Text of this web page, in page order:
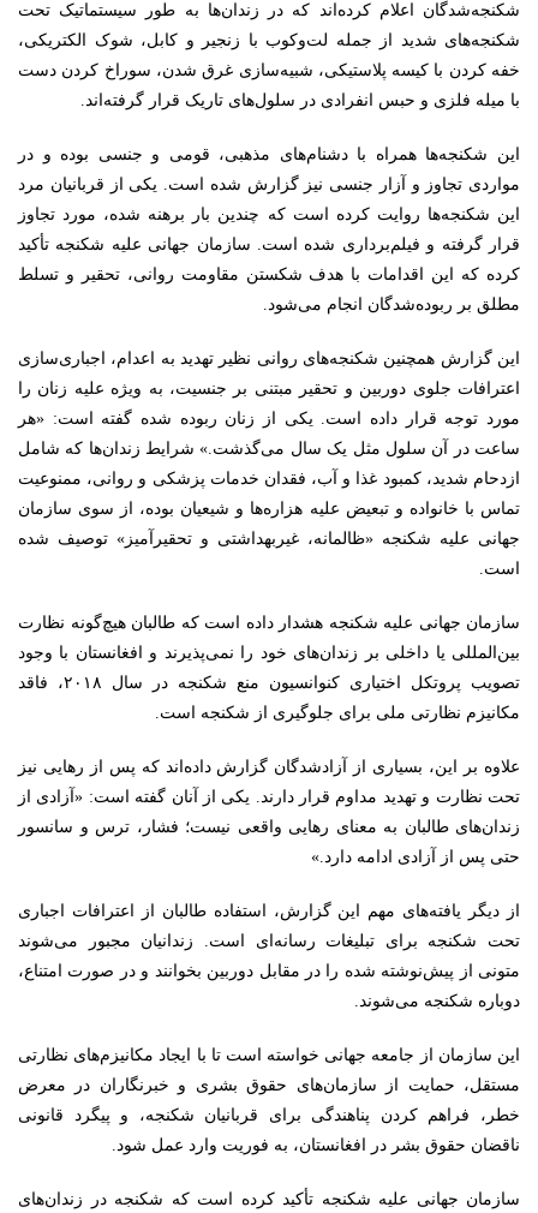
شکنجه‌شدگان اعلام کرده‌اند که در زندان‌ها به طور سیستماتیک تحت
شکنجه‌های شدید از جمله لت‌وکوب با زنجیر و کابل، شوک الکتریکی،
خفه کردن با کیسه پلاستیکی، شبیه‌سازی غرق شدن، سوراخ کردن دست
با میله فلزی و حبس انفرادی در سلول‌های تاریک قرار گرفته‌اند.
این شکنجه‌ها همراه با دشنام‌های مذهبی، قومی و جنسی بوده و در
مواردی تجاوز و آزار جنسی نیز گزارش شده است. یکی از قربانیان مرد
این شکنجه‌ها روایت کرده است که چندین بار برهنه شده، مورد تجاوز
قرار گرفته و فیلم‌برداری شده است. سازمان جهانی علیه شکنجه تأکید
کرده که این اقدامات با هدف شکستن مقاومت روانی، تحقیر و تسلط
مطلق بر ربوده‌شدگان انجام می‌شود.
این گزارش همچنین شکنجه‌های روانی نظیر تهدید به اعدام، اجباری‌سازی
اعترافات جلوی دوربین و تحقیر مبتنی بر جنسیت، به ویژه علیه زنان را
مورد توجه قرار داده است. یکی از زنان ربوده شده گفته است: «هر
ساعت در آن سلول مثل یک سال می‌گذشت.» شرایط زندان‌ها که شامل
ازدحام شدید، کمبود غذا و آب، فقدان خدمات پزشکی و روانی، ممنوعیت
تماس با خانواده و تبعیض علیه هزاره‌ها و شیعیان بوده، از سوی سازمان
جهانی علیه شکنجه «ظالمانه، غیربهداشتی و تحقیرآمیز» توصیف شده
است.
سازمان جهانی علیه شکنجه هشدار داده است که طالبان هیچ‌گونه نظارت
بین‌المللی یا داخلی بر زندان‌های خود را نمی‌پذیرند و افغانستان با وجود
تصویب پروتکل اختیاری کنوانسیون منع شکنجه در سال ۲۰۱۸، فاقد
مکانیزم نظارتی ملی برای جلوگیری از شکنجه است.
علاوه بر این، بسیاری از آزادشدگان گزارش داده‌اند که پس از رهایی نیز
تحت نظارت و تهدید مداوم قرار دارند. یکی از آنان گفته است: «آزادی از
زندان‌های طالبان به معنای رهایی واقعی نیست؛ فشار، ترس و سانسور
حتی پس از آزادی ادامه دارد.»
از دیگر یافته‌های مهم این گزارش، استفاده طالبان از اعترافات اجباری
تحت شکنجه برای تبلیغات رسانه‌ای است. زندانیان مجبور می‌شوند
متونی از پیش‌نوشته شده را در مقابل دوربین بخوانند و در صورت امتناع،
دوباره شکنجه می‌شوند.
این سازمان از جامعه جهانی خواسته است تا با ایجاد مکانیزم‌های نظارتی
مستقل، حمایت از سازمان‌های حقوق بشری و خبرنگاران در معرض
خطر، فراهم کردن پناهندگی برای قربانیان شکنجه، و پیگرد قانونی
ناقضان حقوق بشر در افغانستان، به فوریت وارد عمل شود.
سازمان جهانی علیه شکنجه تأکید کرده است که شکنجه در زندان‌های